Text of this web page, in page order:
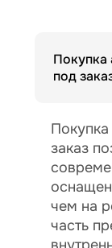
Покупка
под
заказ
чем на
часть